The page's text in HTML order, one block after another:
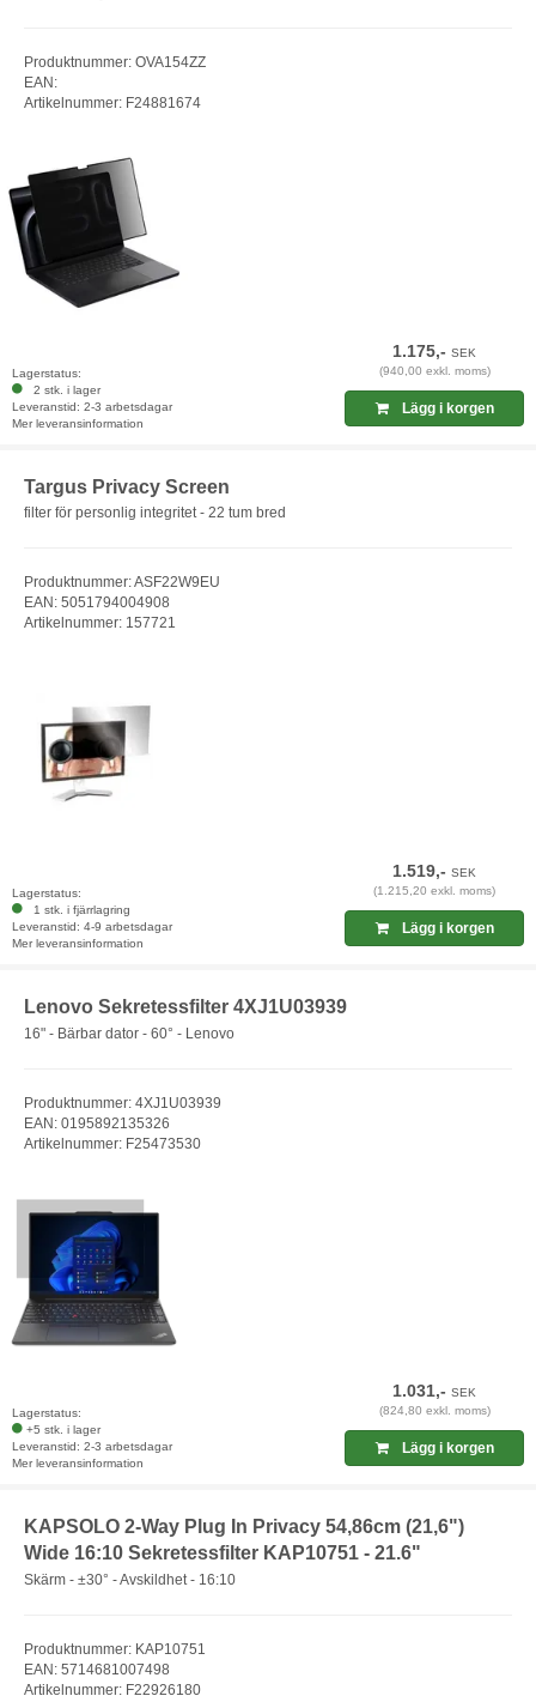
Produktnummer: OVA154ZZ
EAN:
Artikelnummer: F24881674
Lagerstatus:
2 stk. i lager
Leveranstid: 2-3 arbetsdagar
Mer leveransinformation
1.175,-SEK
(940,00 exkl. moms)
Lägg i korgen
Targus Privacy Screen
filter för personlig integritet - 22 tum bred
Produktnummer: ASF22W9EU
EAN: 5051794004908
Artikelnummer: 157721
Lagerstatus:
1 stk. i fjärrlagring
Leveranstid: 4-9 arbetsdagar
Mer leveransinformation
1.519,-SEK
(1.215,20 exkl. moms)
Lägg i korgen
Lenovo Sekretessfilter 4XJ1U03939
16" - Bärbar dator - 60° - Lenovo
Produktnummer: 4XJ1U03939
EAN: 0195892135326
Artikelnummer: F25473530
Lagerstatus:
+5 stk. i lager
Leveranstid: 2-3 arbetsdagar
Mer leveransinformation
1.031,-SEK
(824,80 exkl. moms)
Lägg i korgen
KAPSOLO 2-Way Plug In Privacy 54,86cm (21,6")
Wide 16:10 Sekretessfilter KAP10751 - 21.6"
Skärm - ±30° - Avskildhet - 16:10
Produktnummer: KAP10751
EAN: 5714681007498
Artikelnummer: F22926180